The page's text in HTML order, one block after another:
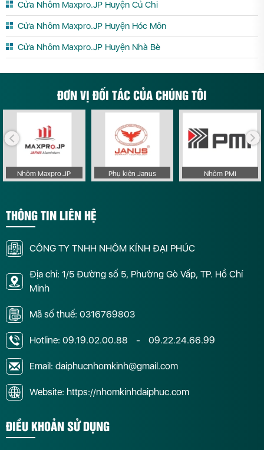
Cửa Nhôm Maxpro.JP Huyện Củ Chi
Cửa Nhôm Maxpro.JP Huyện Hóc Môn
Cửa Nhôm Maxpro.JP Huyện Nhà Bè
ĐƠN VỊ ĐỐI TÁC CỦA CHÚNG TÔI
Nhôm Maxpro.JP Phụ kiện Janus Nhôm PMI
THÔNG TIN LIÊN HỆ
CÔNG TY TNHH NHÔM KÍNH ĐẠI PHÚC
Địa chỉ: 1/5 Đường số 5, Phường Gò Vấp, TP. Hồ Chí
Minh
Mã số thuế: 0316769803
Hotline: 09.19.02.00.88 - 09.22.24.66.99
Email: daiphucnhomkinh@gmail.com
Website: https://nhomkinhdaiphuc.com
ĐIỀU KHOẢN SỬ DỤNG